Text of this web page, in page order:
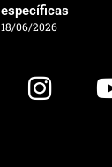
específicas
18/06/2026